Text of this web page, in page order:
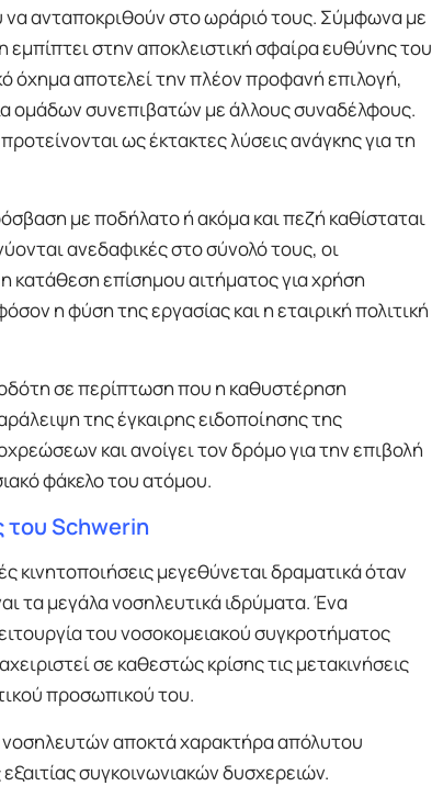
ανταποκριθούν στο ωράριό τους. Σύμφωνα με
στην αποκλειστική σφαίρα ευθύνης του
όχημα αποτελεί την πλέον προφανή επιλογή,
ομάδων συνεπιβατών με άλλους συναδέλφους.
ως έκτακτες λύσεις ανάγκης για τη
με ποδήλατο ή ακόμα και πεζή καθίσταται
ανεδαφικές στο σύνολό τους, οι
κατάθεση επίσημου αιτήματος για χρήση
η φύση της εργασίας και η εταιρική πολιτική
σε περίπτωση που η καθυστέρηση
της έγκαιρης ειδοποίησης της
και ανοίγει τον δρόμο για την επιβολή
φάκελο του ατόμου.
του Schwerin
κινητοποιήσεις μεγεθύνεται δραματικά όταν
τα μεγάλα νοσηλευτικά ιδρύματα. Ένα
του νοσοκομειακού συγκροτήματος
σε καθεστώς κρίσης τις μετακινήσεις
προσωπικού του.
αποκτά χαρακτήρα απόλυτου
συγκοινωνιακών δυσχερειών.